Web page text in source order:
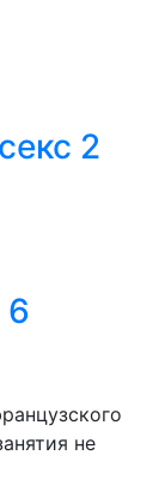
2
6
не